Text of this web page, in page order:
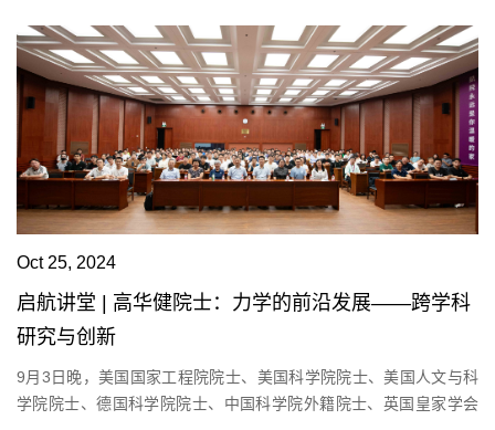
旭，空军航空大学大校副参谋长赵勇，海军航空兵第一训练团少校
中队长、一级飞行员孙华礼，航院2025届本研毕业生及其亲友等出
席毕业典礼。许春晓介绍了学位授予情况并向航院获得学士学位的
65名本科毕业生、获得硕士学位的37名硕士...
Oct 25, 2024
启航讲堂 | 高华健院士：力学的前沿发展——跨学科
研究与创新
9月3日晚，美国国家工程院院士、美国科学院院士、美国人文与科
学院院士、德国科学院院士、中国科学院外籍院士、英国皇家学会